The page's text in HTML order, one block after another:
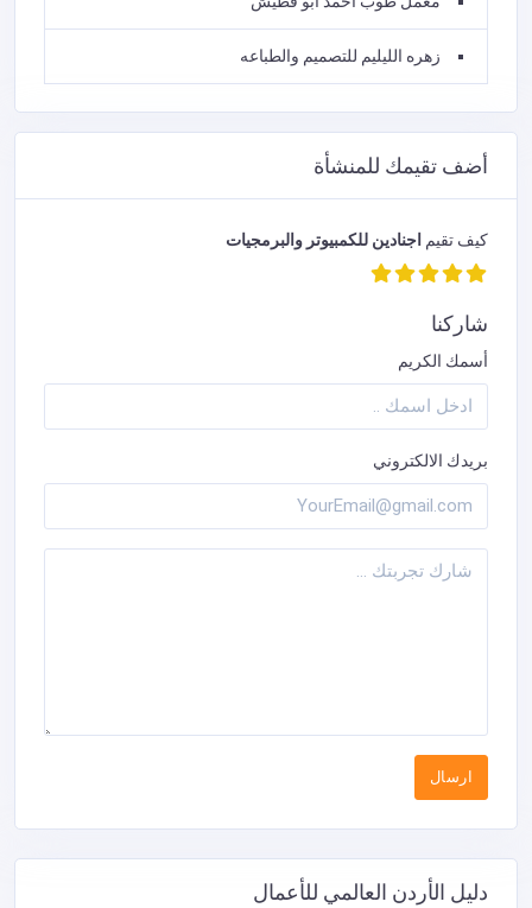
دليل الأردن العالمي للأعمال
زهره الليليم للتصميم والطباعه
أضف تقيمك للمنشأة
كيف تقيم اجنادين للكمبيوتر والبرمجيات
شاركنا
أسمك الكريم
بريدك الالكتروني